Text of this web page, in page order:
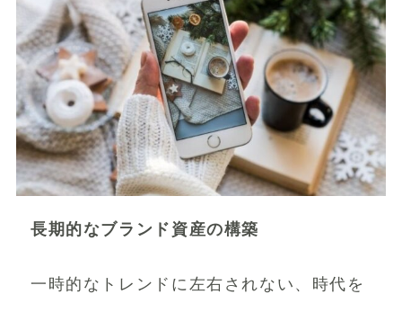
長期的なブランド資産の構築
一時的なトレンドに左右されない、時代を